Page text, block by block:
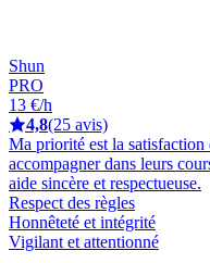
Shun
PRO
13 €/h
4,8(25 avis)
Ma priorité est la satisfaction
accompagner dans leurs
aide sincère et respectueuse.
Respect des règles
Honnêteté et intégrité
Vigilant et attentionné